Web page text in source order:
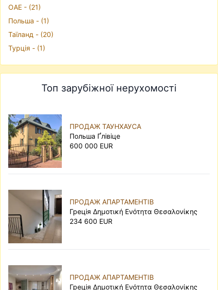
ОАЕ - (21)
Польша - (1)
Таїланд - (20)
Турцiя - (1)
Топ зарубіжної нерухомості
ПРОДАЖ ТАУНХАУСА
Польша Ґлівіце
600 000 EUR
ПРОДАЖ АПАРТАМЕНТІВ
Грецiя Δημοτική Ενότητα Θεσαλονίκης
234 600 EUR
ПРОДАЖ АПАРТАМЕНТІВ
Грецiя Δημοτική Ενότητα Θεσαλονίκης